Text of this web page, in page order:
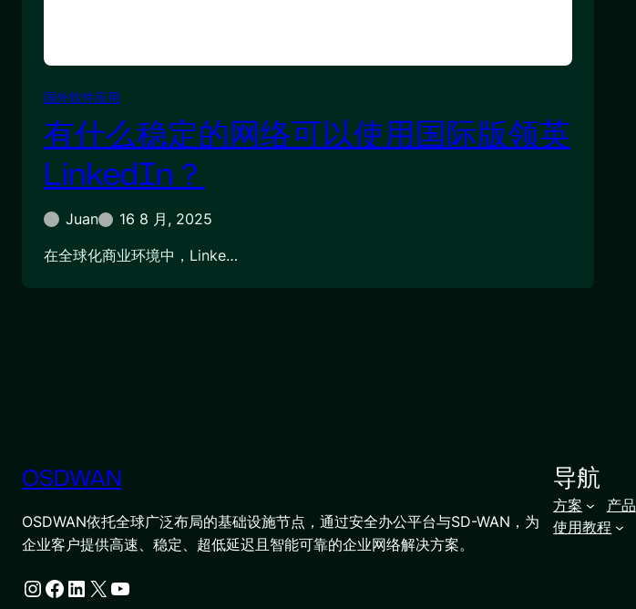
国外软件应用
有什么稳定的网络可以使用国际版领英
LinkedIn？
Juan
16 8 月, 2025
在全球化商业环境中，Linke…
OSDWAN
OSDWAN依托全球广泛布局的基础设施节点，通过安全办公平台与SD-WAN，为
企业客户提供高速、稳定、超低延迟且智能可靠的企业网络解决方案。
Instagram Facebook LinkedIn X YouTube
导航
方案 产品
使用教程